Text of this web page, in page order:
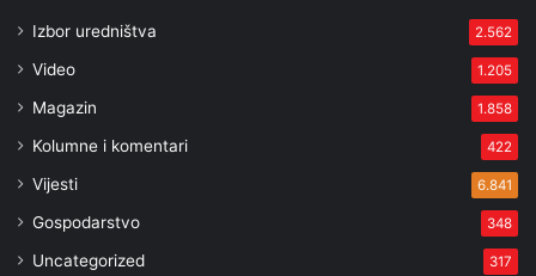
Izbor uredništva 2.562
Video 1.205
Magazin 1.858
Kolumne i komentari 422
Vijesti 6.841
Gospodarstvo 348
Uncategorized 317